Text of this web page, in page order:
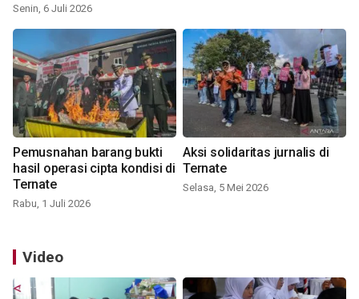
Senin, 6 Juli 2026
Pemusnahan barang bukti
hasil operasi cipta kondisi di
Ternate
Rabu, 1 Juli 2026
Aksi solidaritas jurnalis di
Ternate
Selasa, 5 Mei 2026
Video